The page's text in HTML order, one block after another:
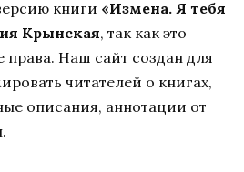
книги «Измена. Я тебя
Крынская, так как это
права. Наш сайт создан для
читателей о книгах,
описания, аннотации от